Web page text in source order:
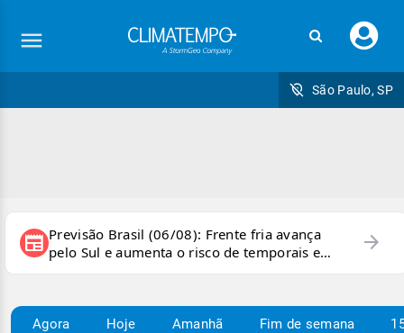
seu
São Paulo, SP
newspaper Previsão Brasil (06/08): Frente fria avança
pelo Sul e aumenta o risco de temporais e
ventania
arrow_forward
Agora Hoje Amanhã Fim de semana